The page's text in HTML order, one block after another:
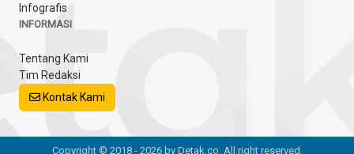
Infografis
INFORMASI
Tentang Kami
Tim Redaksi
Kontak Kami
Copyright © 2018 - 2026 by Detak.co. All right reserved.